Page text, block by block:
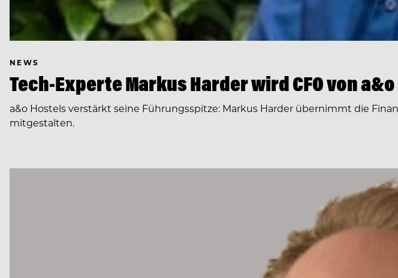
NEWS
Tech-Experte Markus Harder wird CFO von
a&o Hostels verstärkt seine Führungsspitze: Markus Harder übernimmt die
mitgestalten.